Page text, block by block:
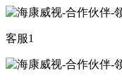
客服1